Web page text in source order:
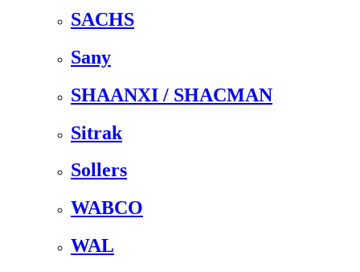
SACHS
Sany
SHAANXI / SHACMAN
Sitrak
Sollers
WABCO
WAL